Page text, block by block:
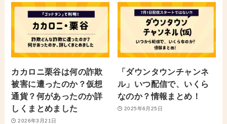
カカロニ栗谷は何の詐欺
被害に遭ったのか？仮想
通貨？何があったのか詳
しくまとめました
2026年3月21日
「ダウンタウンチャンネ
ル」いつ配信で、いくら
なのか？情報まとめ！
2025年6月25日